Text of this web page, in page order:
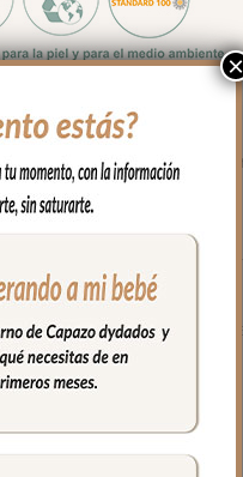
de la funda piqué de
transpirabilidad. Por el
puedes abrir como
transpirabilidad.
de topitos y puntilla.
natural.
×